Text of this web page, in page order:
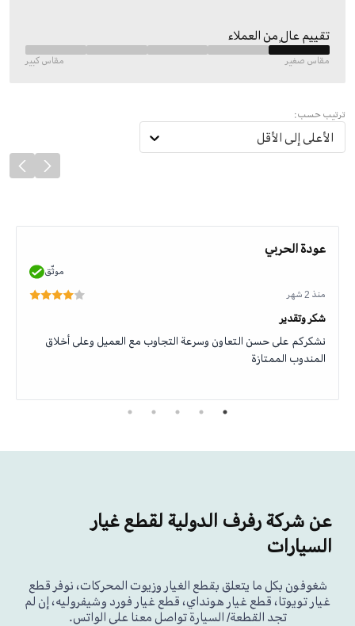
تقييم عالٍ من العملاء
مقاس صغير مقاس كبير
ترتيب حسب:
الأعلى إلى الأقل
عودة الحربي
موثّق
منذ 2 شهر
شكر وتقدير
نشكركم على حسن التعاون وسرعة التجاوب مع العميل وعلى أخلاق
المندوب الممتازة
عن شركة رفرف الدولية لقطع غيار
السيارات
شغوفون بكل ما يتعلق بقطع الغيار وزيوت المحركات، نوفر قطع
غيار تويوتا، قطع غيار هونداي، قطع غيار فورد وشيفروليه، إن لم
تجد القطعة/ السيارة تواصل معنا على الواتس.